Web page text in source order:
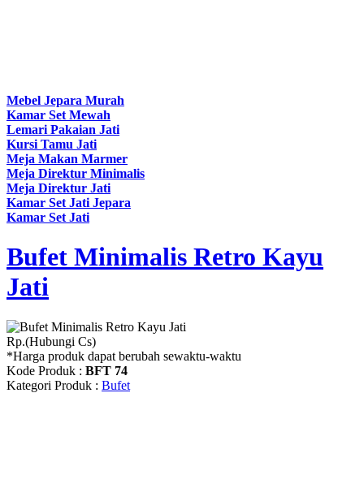
Mebel Jepara Murah
Kamar Set Mewah
Lemari Pakaian Jati
Kursi Tamu Jati
Meja Makan Marmer
Meja Direktur Minimalis
Meja Direktur Jati
Kamar Set Jati Jepara
Kamar Set Jati
Bufet Minimalis Retro Kayu
Jati
Rp.(Hubungi Cs)
*Harga produk dapat berubah sewaktu-waktu
Kode Produk : BFT 74
Kategori Produk : Bufet